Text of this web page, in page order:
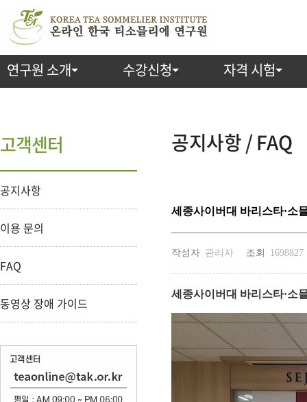
연구원 소개 수강신청 자격 시험
공지사항 / FAQ
세종사이버대 바리스타·소
작성자 관리자 조회 1698827
세종사이버대 바리스타·소
고객센터
공지사항
이용 문의
FAQ
동영상 장애 가이드